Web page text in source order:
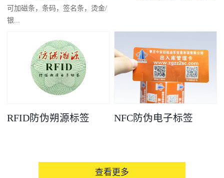
可加磁条，条码，签名条，烫金/
银...
凸码，金/银底
RFID防伪朔源标签 NFC防伪电子标签
查看更多